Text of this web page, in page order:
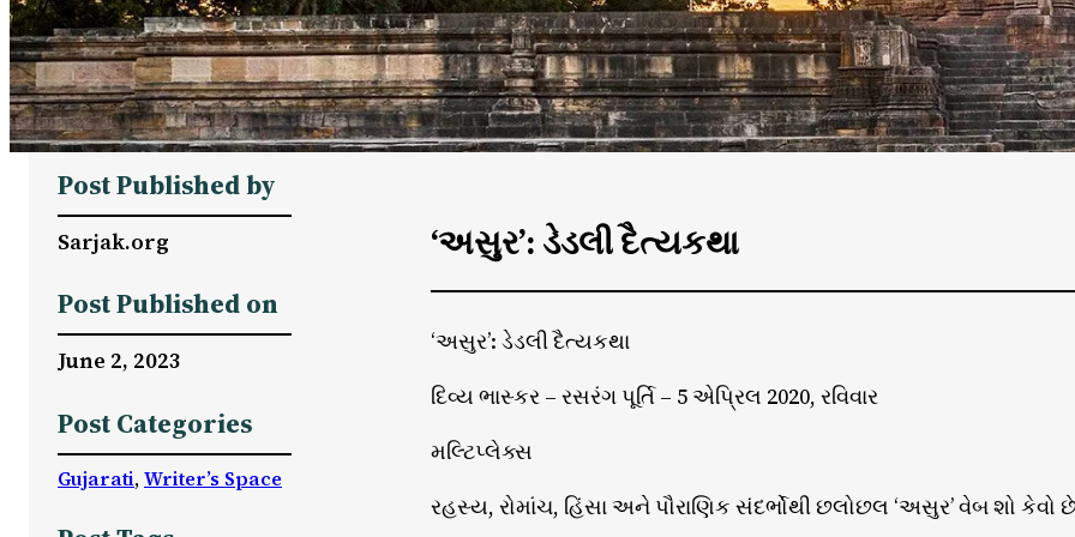
Post Published by
Sarjak.org
Post Published on
June 2, 2023
Post Categories
Gujarati, Writer’s Space
‘અસુર’: ડેડલી દૈત્યકથા
‘અસુર’: ડેડલી દૈત્યકથા
દિવ્ય ભાસ્કર – રસરંગ પૂર્તિ – 5 એપ્રિલ 2020, રવિવાર
મલ્ટિપ્લેક્સ
રહસ્ય, રોમાંચ, હિંસા અને પૌરાણિક સંદર્ભોથી છલોછલ ‘અસુર’ વેબ શો કેવો